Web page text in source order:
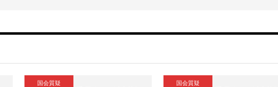
国会質疑 国会質疑